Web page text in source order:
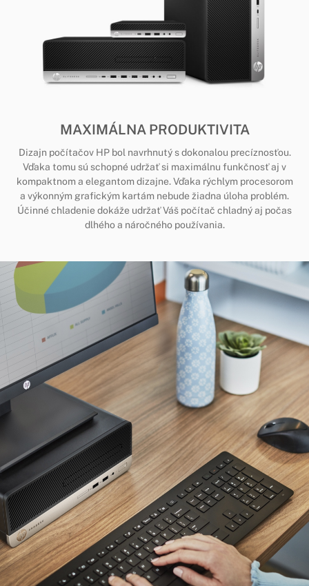
MAXIMÁLNA PRODUKTIVITA
Dizajn počítačov HP bol navrhnutý s dokonalou precíznosťou.
Vďaka tomu sú schopné udržať si maximálnu funkčnosť aj v
kompaktnom a elegantom dizajne. Vďaka rýchlym procesorom
a výkonným grafickým kartám nebude žiadna úloha problém.
Účinné chladenie dokáže udržať Váš počítač chladný aj počas
dlhého a náročného používania.